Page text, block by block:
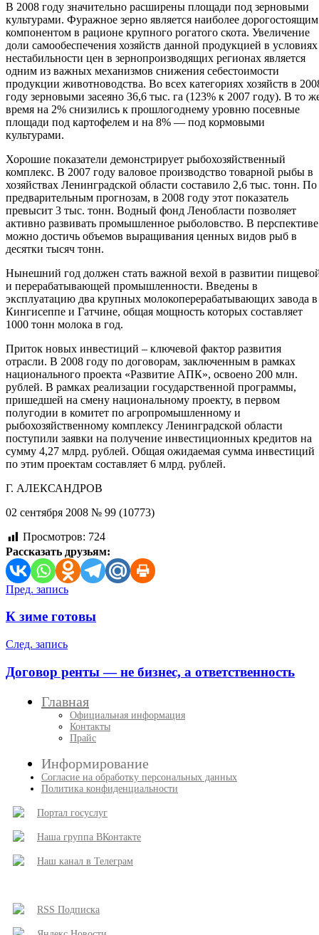
В 2008 году значительно расширены площади под зерновыми
культурами. Фуражное зерно является наиболее дорогостоящим
компонентом в рационе крупного рогатого скота. Увеличение
доли самообеспечения хозяйств данной продукцией в условиях
нестабильности цен в зернопроизводящих регионах является
одним из важных механизмов снижения себестоимости
продукции животноводства. Во всех категориях хозяйств в
году зерновыми засеяно 36,6 тыс. га (123% к 2007 году). В то
время на 2% снизились к прошлогоднему уровню посевные
площади под картофелем и на 8% — под кормовыми
культурами.
Хорошие показатели демонстрирует рыбохозяйственный
комплекс. В 2007 году валовое производство товарной рыбы в
хозяйствах Ленинградской области составило 2,6 тыс. тонн. По
предварительным прогнозам, в 2008 году этот показатель
превысит 3 тыс. тонн. Водный фонд Ленобласти позволяет
активно развивать промышленное рыболовство. В перспективе
можно достичь объемов выращивания ценных видов рыб в
десятки тысяч тонн.
Нынешний год должен стать важной вехой в развитии
и перерабатывающей промышленности. Введены в
эксплуатацию два крупных молокоперерабатывающих завода в
Кингисеппе и Гатчине, общая мощность которых составляет
1000 тонн молока в год.
Приток новых инвестиций – ключевой фактор развития
отрасли. В 2008 году по договорам, заключенным в рамках
национального проекта «Развитие АПК», освоено 200 млн.
рублей. В рамках реализации государственной программы,
пришедшей на смену национальному проекту, в первом
полугодии в комитет по агропромышленному и
рыбохозяйственному комплексу Ленинградской области
поступили заявки на получение инвестиционных кредитов на
сумму 4,27 млрд. рублей. Общая ожидаемая сумма инвестиций
по этим проектам составляет 6 млрд. рублей.
Г. АЛЕКСАНДРОВ
02 сентября 2008 № 99 (10773)
Просмотров: 724
Рассказать друзьям:
Навигация
по
Пред. запись
К зиме готовы
След. запись
Договор ренты — не бизнес, а ответственность
Главная
Официальная информация
Контакты
Прайс
Информирование
Согласие на обработку персональных данных
Политика конфиденциальности
Портал госуслуг
Наша группа ВКонтакте
Наш канал в Телеграм
RSS Подписка